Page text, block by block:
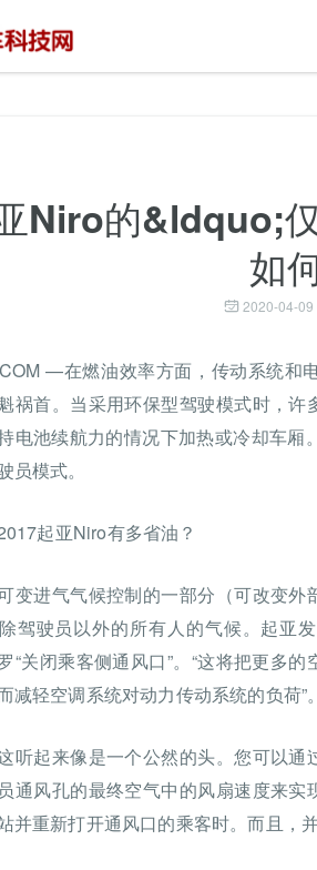
Niro的&ldquo;
如
2020-04-09
—在燃油效率方面，传动系统和
祸首。当采用环保型驾驶模式时，
电池续航力的情况下加热或冷却车厢
员模式。
起亚Niro有多省油？
变进气气候控制的一部分（可改变
驾驶员以外的所有人的气候。起亚
“关闭乘客侧通风口”。“这将把更多
减轻空调系统对动力传动系统的负荷”。
听起来像是一个公然的头。您可以
通风孔的最终空气中的风扇速度来
并重新打开通风口的乘客时。而且，